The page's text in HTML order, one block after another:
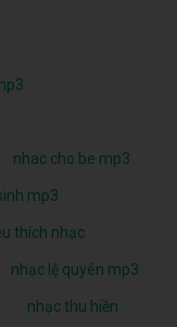
nhac cho be mp3
mp3
thích nhạc
nhạc lệ quyên mp3
nhạc thu hiền